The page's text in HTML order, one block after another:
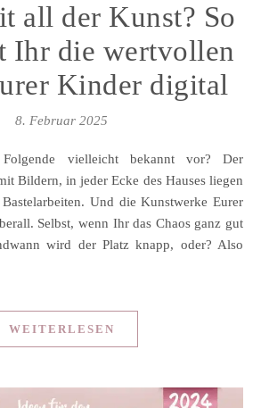
all der Kunst? So
Ihr die wertvollen
Kinder digital
8. Februar 2025
Bildern, in jeder Ecke des Hauses liegen
Und die Kunstwerke Eurer
Selbst, wenn Ihr das Chaos ganz gut
wird der Platz knapp, oder? Also
WEITERLESEN